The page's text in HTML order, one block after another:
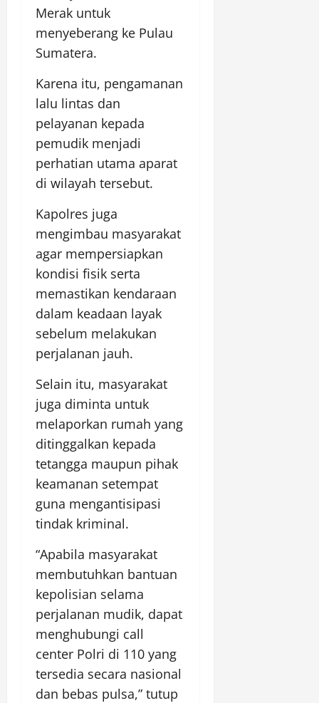
Merak untuk
menyeberang ke Pulau
Sumatera.
Karena itu, pengamanan
lalu lintas dan
pelayanan kepada
pemudik menjadi
perhatian utama aparat
di wilayah tersebut.
Kapolres juga
mengimbau masyarakat
agar mempersiapkan
kondisi fisik serta
memastikan kendaraan
dalam keadaan layak
sebelum melakukan
perjalanan jauh.
Selain itu, masyarakat
juga diminta untuk
melaporkan rumah yang
ditinggalkan kepada
tetangga maupun pihak
keamanan setempat
guna mengantisipasi
tindak kriminal.
“Apabila masyarakat
membutuhkan bantuan
kepolisian selama
perjalanan mudik, dapat
menghubungi call
center Polri di 110 yang
tersedia secara nasional
dan bebas pulsa,” tutup